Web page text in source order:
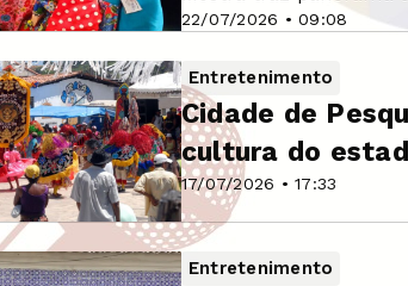
22/07/2026 • 09:08
Entretenimento
17/07/2026 • 17:33
Cidade de
cultura do
Entretenimento